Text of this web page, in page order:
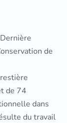
de
de 74
dans
du travail